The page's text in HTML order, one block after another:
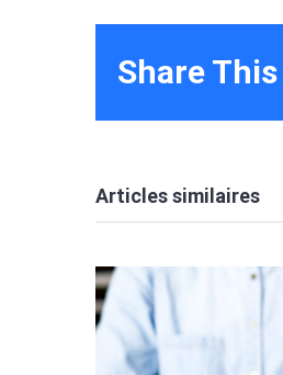
Share
Articles similaires